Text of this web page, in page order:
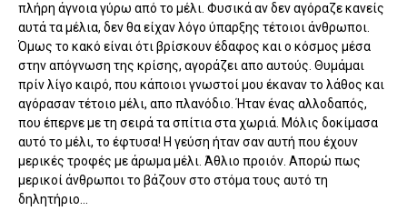
πλήρη άγνοια γύρω από το μέλι. Φυσικά αν δεν αγόραζε κανείς
αυτά τα μέλια, δεν θα είχαν λόγο ύπαρξης τέτοιοι άνθρωποι.
Όμως το κακό είναι ότι βρίσκουν έδαφος και ο κόσμος μέσα
στην απόγνωση της κρίσης, αγοράζει απο αυτούς. Θυμάμαι
πρίν λίγο καιρό, που κάποιοι γνωστοί μου έκαναν το λάθος και
αγόρασαν τέτοιο μέλι, απο πλανόδιο. Ήταν ένας αλλοδαπός,
που έπερνε με τη σειρά τα σπίτια στα χωριά. Μόλις δοκίμασα
αυτό το μέλι, το έφτυσα! Η γεύση ήταν σαν αυτή που έχουν
μερικές τροφές με άρωμα μέλι. Άθλιο προιόν. Απορώ πως
μερικοί άνθρωποι το βάζουν στο στόμα τους αυτό τη
δηλητήριο...